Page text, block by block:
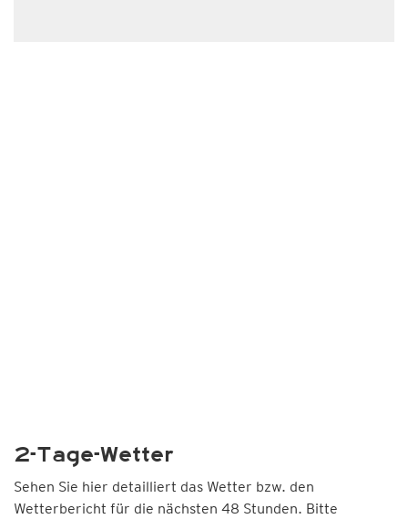
2-Tage-Wetter
Sehen Sie hier detailliert das Wetter bzw. den
Wetterbericht für die nächsten 48 Stunden. Bitte